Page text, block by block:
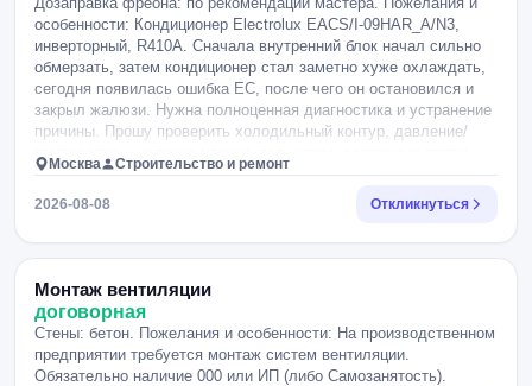
особенности: Кондиционер Electrolux EACS/I-09HAR_A/N3,
инверторный, R410A. Сначала внутренний блок начал сильно
обмерзать, затем кондиционер стал заметно хуже охлаждать,
сегодня появилась ошибка EC, после чего он остановился и
закрыл жалюзи. Нужна полноценная диагностика и устранение
причины. Прошу проверить холодильный контур, давление/
трассу и теплообменники, а также вентилятор внутреннего
блока и датчик испарителя T2. Если обнаружится недостаток
хладагента, нужна локализация и устранение утечки, при
R410A по массе согласно шильдику. Простая дозаправка без
поиска причины не интересует. Герметик в контур не
использовать. Перед дополнительными работами и расходами
прошу сначала согласовать стоимость.
Москва Строительство и ремонт
2026-08-08 Откликнуться
Монтаж вентиляции
договорная
Стены: бетон. Пожелания и особенности: На производственном
предприятии требуется монтаж систем вентиляции.
Обязательно наличие 000 или ИП (либо Самозанятость).